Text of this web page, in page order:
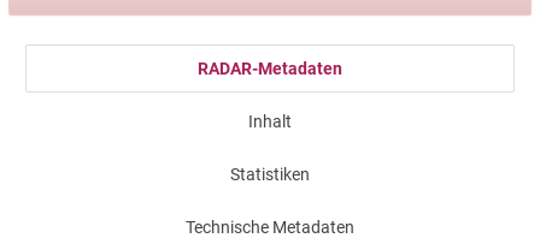
RADAR-Metadaten
Inhalt
Statistiken
Technische Metadaten